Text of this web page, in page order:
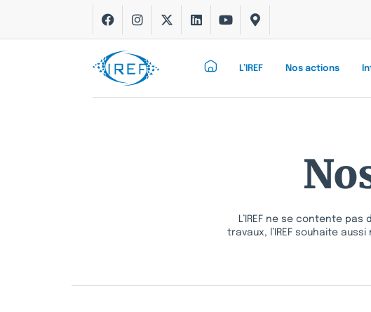
L’IREF Nos actions
L’IREF ne se contente
travaux, l’IREF souhaite